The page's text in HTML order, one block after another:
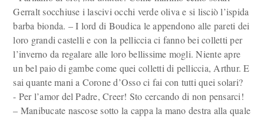
Gerralt socchiuse i lascivi occhi verde oliva e si lisciò l’ispida
barba bionda. – I lord di Boudica le appendono alle pareti dei
loro grandi castelli e con la pelliccia ci fanno bei colletti per
l’inverno da regalare alle loro bellissime mogli. Niente apre
un bel paio di gambe come quei colletti di pelliccia, Arthur. E
sai quante mani a Corone d’Osso ci fai con tutti quei solari?
- Per l’amor del Padre, Creer! Sto cercando di non pensarci!
– Manibucate nascose sotto la cappa la mano destra alla quale